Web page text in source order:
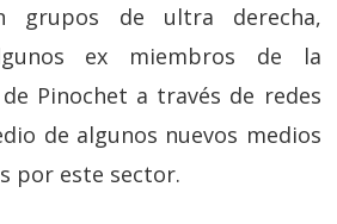
grupos de ultra derecha,
ex miembros de la
Pinochet a través de redes
de algunos nuevos medios
por este sector.